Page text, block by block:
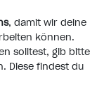
, damit wir deine
können.
solltest, gib bitte
Diese findest du